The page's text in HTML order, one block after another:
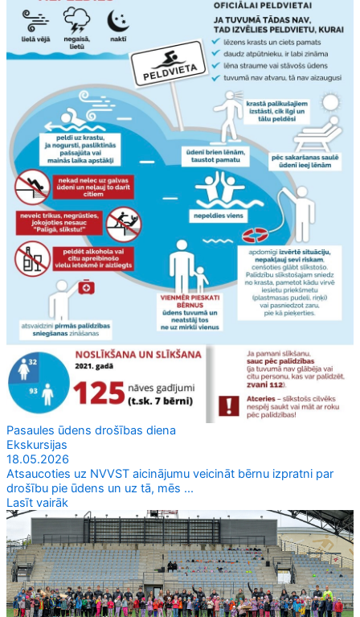
Pasaules ūdens drošības diena
Ekskursijas
18.05.2026
Atsaucoties uz NVVST aicinājumu veicināt bērnu izpratni par
drošību pie ūdens un uz tā, mēs ...
Lasīt vairāk